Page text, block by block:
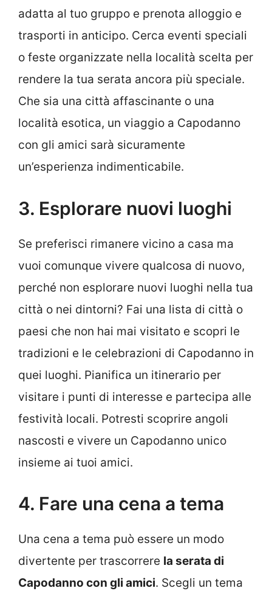
adatta al tuo gruppo e prenota alloggio e
trasporti in anticipo. Cerca eventi speciali
o feste organizzate nella località scelta per
rendere la tua serata ancora più speciale.
Che sia una città affascinante o una
località esotica, un viaggio a Capodanno
con gli amici sarà sicuramente
un’esperienza indimenticabile.
3. Esplorare nuovi luoghi
Se preferisci rimanere vicino a casa ma
vuoi comunque vivere qualcosa di nuovo,
perché non esplorare nuovi luoghi nella tua
città o nei dintorni? Fai una lista di città o
paesi che non hai mai visitato e scopri le
tradizioni e le celebrazioni di Capodanno in
quei luoghi. Pianifica un itinerario per
visitare i punti di interesse e partecipa alle
festività locali. Potresti scoprire angoli
nascosti e vivere un Capodanno unico
insieme ai tuoi amici.
4. Fare una cena a tema
Una cena a tema può essere un modo
divertente per trascorrere la serata di
Capodanno con gli amici. Scegli un tema